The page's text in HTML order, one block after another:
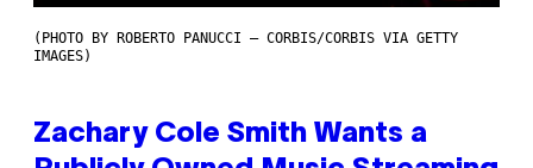
(PHOTO BY ROBERTO PANUCCI – CORBIS/CORBIS VIA GETTY
IMAGES)
Zachary Cole Smith Wants a